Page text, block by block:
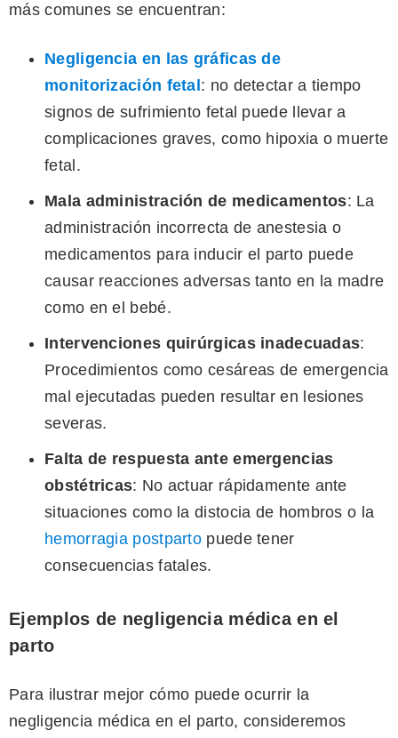
más comunes se encuentran:
Negligencia en las gráficas de
monitorización fetal : no detectar a tiempo
signos de sufrimiento fetal puede llevar a
complicaciones graves, como hipoxia o muerte
fetal.
Mala administración de medicamentos: La
administración incorrecta de anestesia o
medicamentos para inducir el parto puede
causar reacciones adversas tanto en la madre
como en el bebé.
Intervenciones quirúrgicas inadecuadas:
Procedimientos como cesáreas de emergencia
mal ejecutadas pueden resultar en lesiones
severas.
Falta de respuesta ante emergencias
obstétricas: No actuar rápidamente ante
situaciones como la distocia de hombros o la
hemorragia postparto puede tener
consecuencias fatales.
Ejemplos de negligencia médica en el
parto
Para ilustrar mejor cómo puede ocurrir la
negligencia médica en el parto, consideremos